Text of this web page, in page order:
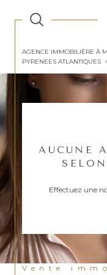
AGENCE IMMOBILIÈRE À
PYRENEES ATLANTIQUES
AUCUNE
Effectuez une
Vente